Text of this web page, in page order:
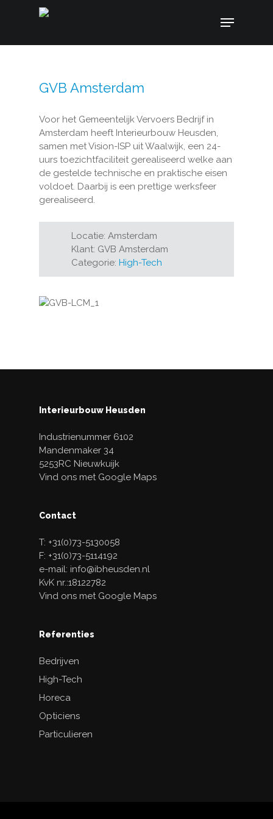
content
Menu
GVB Amsterdam
Voor het Gemeentelijk Vervoers Bedrijf in
Amsterdam heeft Interieurbouw Heusden,
samen met Vision-ISP uit Waalwijk, een 24-
uurs toezichtfaciliteit gerealiseerd welke aan
de gestelde technische en praktische eisen
voldoet. Daarbij is een prettige werksfeer
gerealiseerd.
Locatie: Amsterdam
Klant: GVB Amsterdam
Categorie: High-Tech
Interieurbouw Heusden
Industrienummer 6102
Mandenmaker 34
5253RC Nieuwkuijk
Vind ons met Google Maps
Contact
T: +31(0)73-5130058
F: +31(0)73-5114192
e-mail: info@ibheusden.nl
KvK nr.:18122782
Vind ons met Google Maps
Referenties
Bedrijven
High-Tech
Horeca
Opticiens
Particulieren